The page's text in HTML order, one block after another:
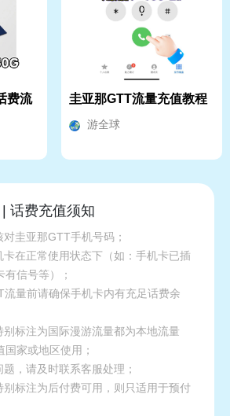
费流
圭亚那GTT流量充值教程
游全球
话费充值须知
圭亚那GTT手机号码；
在正常使用状态下（如：手机卡已插
有信号等）；
流量前请确保手机卡内有充足话费余
标注为国际漫游流量都为本地流量
家或地区使用；
，请及时联系客服处理；
标注为后付费可用，则只适用于预付